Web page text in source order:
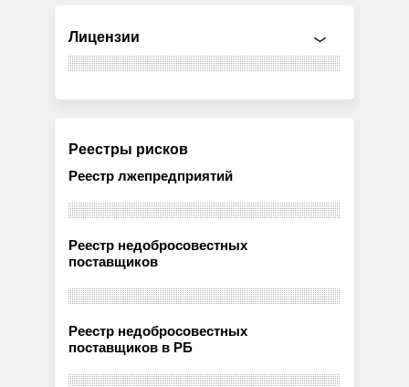
Лицензии
Реестры рисков
Реестр лжепредприятий
Реестр недобросовестных
поставщиков
Реестр недобросовестных
поставщиков в РБ